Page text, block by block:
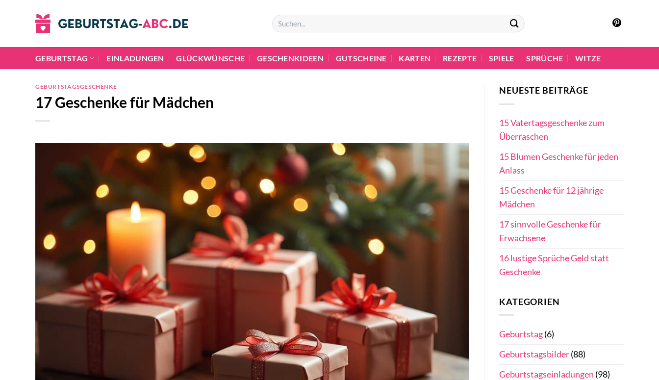
GEBURTSTAG EINLADUNGEN GLÜCKWÜNSCHE GESCHENKIDEEN GUTSCHEINE KARTEN REZEPTE SPIELE SPRÜCHE WITZE
GEBURTSTAGSGESCHENKE
17 Geschenke für Mädchen
NEUESTE BEITRÄGE
15 Vatertagsgeschenke zum
Überraschen
15 Blumen Geschenke für jeden
Anlass
15 Geschenke für 12 jährige
Mädchen
17 sinnvolle Geschenke für
Erwachsene
16 lustige Sprüche Geld statt
Geschenke
KATEGORIEN
Geburtstag(6)
Geburtstagsbilder(88)
Geburtstagseinladungen (98)